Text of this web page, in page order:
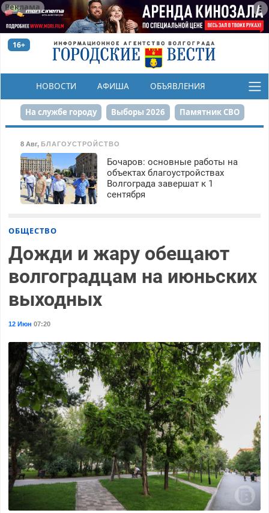
Реклама
16+
НОВОСТИ АФИША ОБЪЯВЛЕНИЯ
КОНКУРСЫ
На службе городу Выборы 2026 Памятник СВО
Сталинград в сердце
Набережная День Победы Реконструкция ЦПКиО
80-летие Победы Парк Героев-летчиков
8 Авг, БЛАГОУСТРОЙСТВО
Бочаров: основные работы на
объектах благоустройствах
Волгограда завершат к 1
сентября
ОБЩЕСТВО
Дожди и жару обещают
волгоградцам на июньских
выходных
12 Июн 07:20